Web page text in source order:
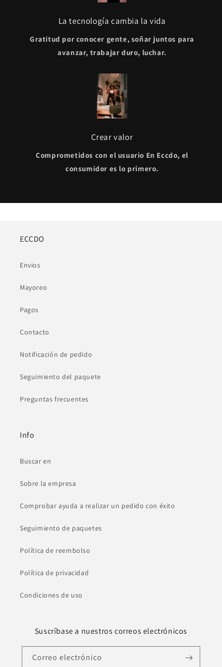
La tecnología cambia la vida
Gratitud por conocer gente, soñar juntos para
avanzar, trabajar duro, luchar.
Crear valor
Comprometidos con el usuario En Eccdo, el
consumidor es lo primero.
ECCDO
Envios
Mayoreo
Pagos
Contacto
Notificación de pedido
Seguimiento del paquete
Preguntas frecuentes
Info
Buscar en
Sobre la empresa
Comprobar ayuda a realizar un pedido con éxito
Seguimiento de paquetes
Política de reembolso
Política de privacidad
Condiciones de uso
Suscríbase a nuestros correos electrónicos
Correo electrónico